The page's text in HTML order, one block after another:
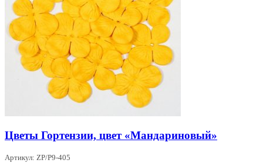
Цветы Гортензии, цвет «Мандариновый»
Артикул: ZP/P9-405